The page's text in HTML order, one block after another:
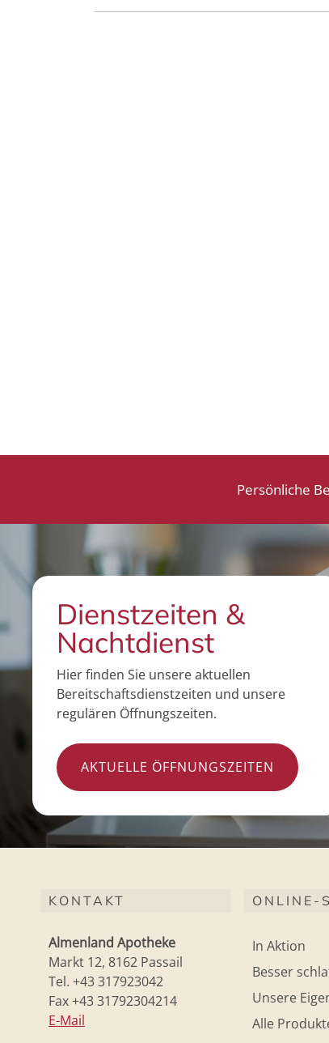
Persönliche
Dienstzeiten &
Nachtdienst
Hier finden Sie unsere aktuellen
Bereitschaftsdienstzeiten und unsere
regulären Öffnungszeiten.
AKTUELLE ÖFFNUNGSZEITEN
KONTAKT
Almenland Apotheke
Markt 12, 8162 Passail
Tel. +43 317923042
Fax +43 31792304214
E-Mail
ONLINE-
In Aktion
Besser
Unsere
Alle